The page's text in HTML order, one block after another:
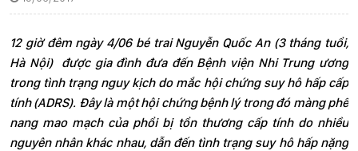
12 giờ đêm ngày 4/06 bé trai Nguyễn Quốc An (3 tháng tuổi,
Hà Nội) được gia đình đưa đến Bệnh viện Nhi Trung ương
trong tình trạng nguy kịch do mắc hội chứng suy hô hấp cấp
tính (ADRS). Đây là một hội chứng bệnh lý trong đó màng phế
nang mao mạch của phổi bị tổn thương cấp tính do nhiều
nguyên nhân khác nhau, dẫn đến tình trạng suy hô hấp nặng